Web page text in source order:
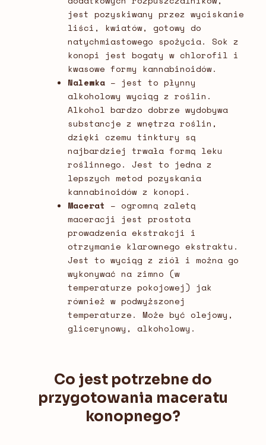
jest pozyskiwany przez wyciskanie
liści, kwiatów, gotowy do
natychmiastowego spożycia. Sok z
konopi jest bogaty w chlorofil i
kwasowe formy kannabinoidów.
Nalewka – jest to płynny
alkoholowy wyciąg z roślin.
Alkohol bardzo dobrze wydobywa
substancje z wnętrza roślin,
dzięki czemu tinktury są
najbardziej trwała formą leku
roślinnego. Jest to jedna z
lepszych metod pozyskania
kannabinoidów z konopi.
Macerat – ogromną zaletą
maceracji jest prostota
prowadzenia ekstrakcji i
otrzymanie klarownego ekstraktu.
Jest to wyciąg z ziół i można go
wykonywać na zimno (w
temperaturze pokojowej) jak
również w podwyższonej
temperaturze. Może być olejowy,
glicerynowy, alkoholowy.
Co jest potrzebne do
przygotowania maceratu
konopnego?